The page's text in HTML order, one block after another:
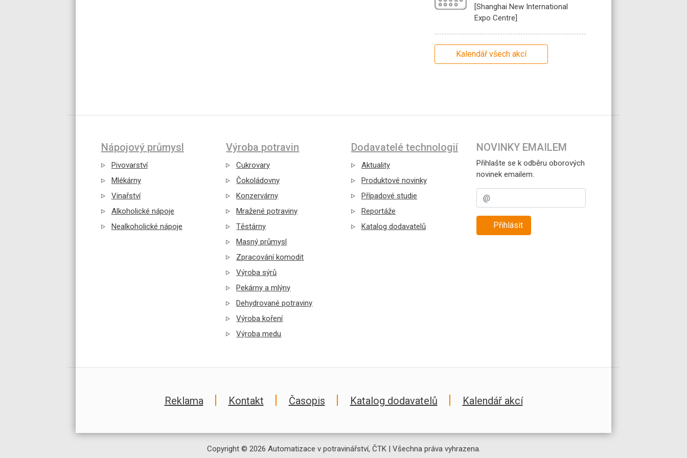
[Shanghai New International
Expo Centre]
Kalendář všech akcí
Nápojový průmysl
Pivovarství
Mlékárny
Vinařství
Alkoholické nápoje
Nealkoholické nápoje
Výroba potravin
Cukrovary
Čokoládovny
Konzervárny
Mražené potraviny
Těstárny
Masný průmysl
Zpracování komodit
Výroba sýrů
Pekárny a mlýny
Dehydrované potraviny
Výroba koření
Výroba medu
Dodavatelé technologií
Aktuality
Produktové novinky
Případové studie
Reportáže
Katalog dodavatelů
NOVINKY EMAILEM
Přihlašte se k odběru oborových
novinek emailem.
Přihlásit
Reklama Kontakt Časopis Katalog dodavatelů Kalendář akcí
Copyright © 2026 Automatizace v potravinářství, ČTK | Všechna práva vyhrazena.